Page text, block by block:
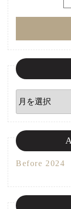
ョ
ン
Archives
Before 2024